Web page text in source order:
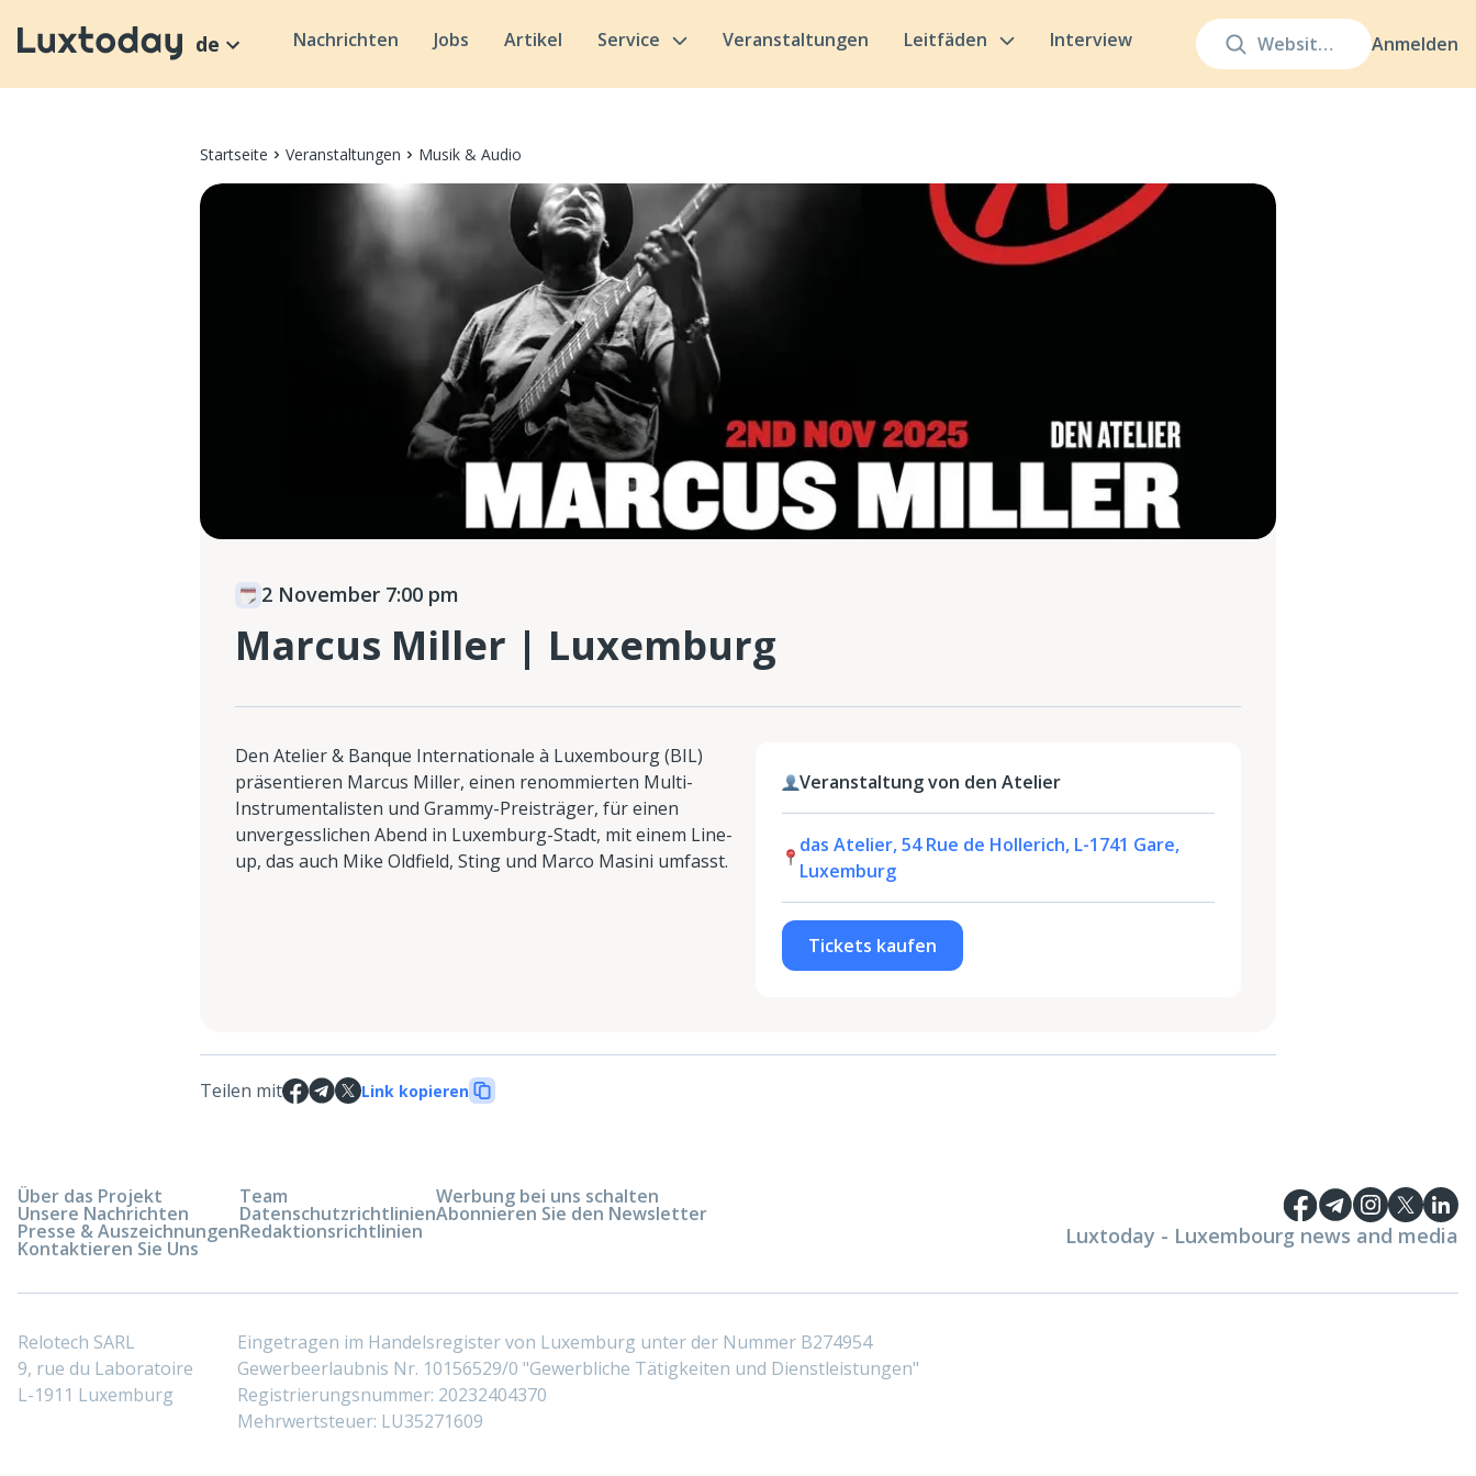
Anmelden
de Nachrichten Jobs Artikel Service Veranstaltungen Leitfäden Interview
Startseite Veranstaltungen Musik & Audio
2 November 7:00 pm
Marcus Miller | Luxemburg
Den Atelier & Banque Internationale à Luxembourg (BIL)
präsentieren Marcus Miller, einen renommierten Multi-
Instrumentalisten und Grammy-Preisträger, für einen
unvergesslichen Abend in Luxemburg-Stadt, mit einem Line-
up, das auch Mike Oldfield, Sting und Marco Masini umfasst.
Veranstaltung von den Atelier
das Atelier, 54 Rue de Hollerich, L-1741 Gare,
Luxemburg
Tickets kaufen
Teilen mit Link kopieren
Über das Projekt
Unsere Nachrichten
Presse & Auszeichnungen
Kontaktieren Sie Uns
Team
Datenschutzrichtlinien
Redaktionsrichtlinien
Werbung bei uns schalten
Abonnieren Sie den Newsletter
Luxtoday - Luxembourg news and media
Relotech SARL
9, rue du Laboratoire
L-1911 Luxemburg
Eingetragen im Handelsregister von Luxemburg unter der Nummer B274954
Gewerbeerlaubnis Nr. 10156529/0 "Gewerbliche Tätigkeiten und Dienstleistungen"
Registrierungsnummer: 20232404370
Mehrwertsteuer: LU35271609